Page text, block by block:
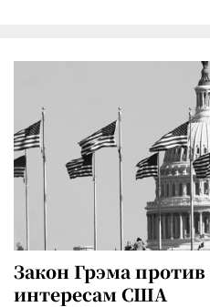
Закон Грэма
интересам США